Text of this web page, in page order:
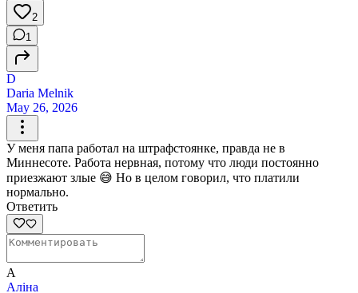
2
1
D
Daria Melnik
May 26, 2026
У меня папа работал на штрафстоянке, правда не в
Миннесоте. Работа нервная, потому что люди постоянно
приезжают злые 😅 Но в целом говорил, что платили
нормально.
Ответить
А
Аліна